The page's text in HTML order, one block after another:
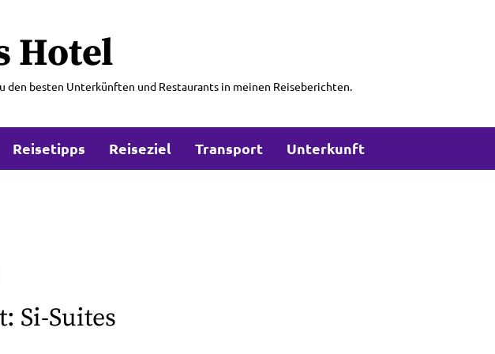
Hotel
den besten Unterkünften und Restaurants in meinen Reiseberichten.
Reisetipps Reiseziel Transport Unterkunft
Si-Suites